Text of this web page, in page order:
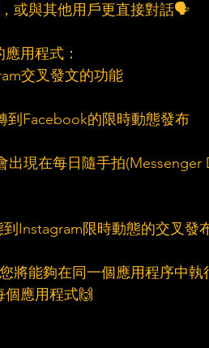
或與其他用戶更直接對話🗣
用程式：
交叉發文的功能
到Facebook的限時動態發布
現在每日隨手拍(Messenger
Instagram限時動態的交叉發
將能夠在同一個應用程序中執
個應用程式🙌